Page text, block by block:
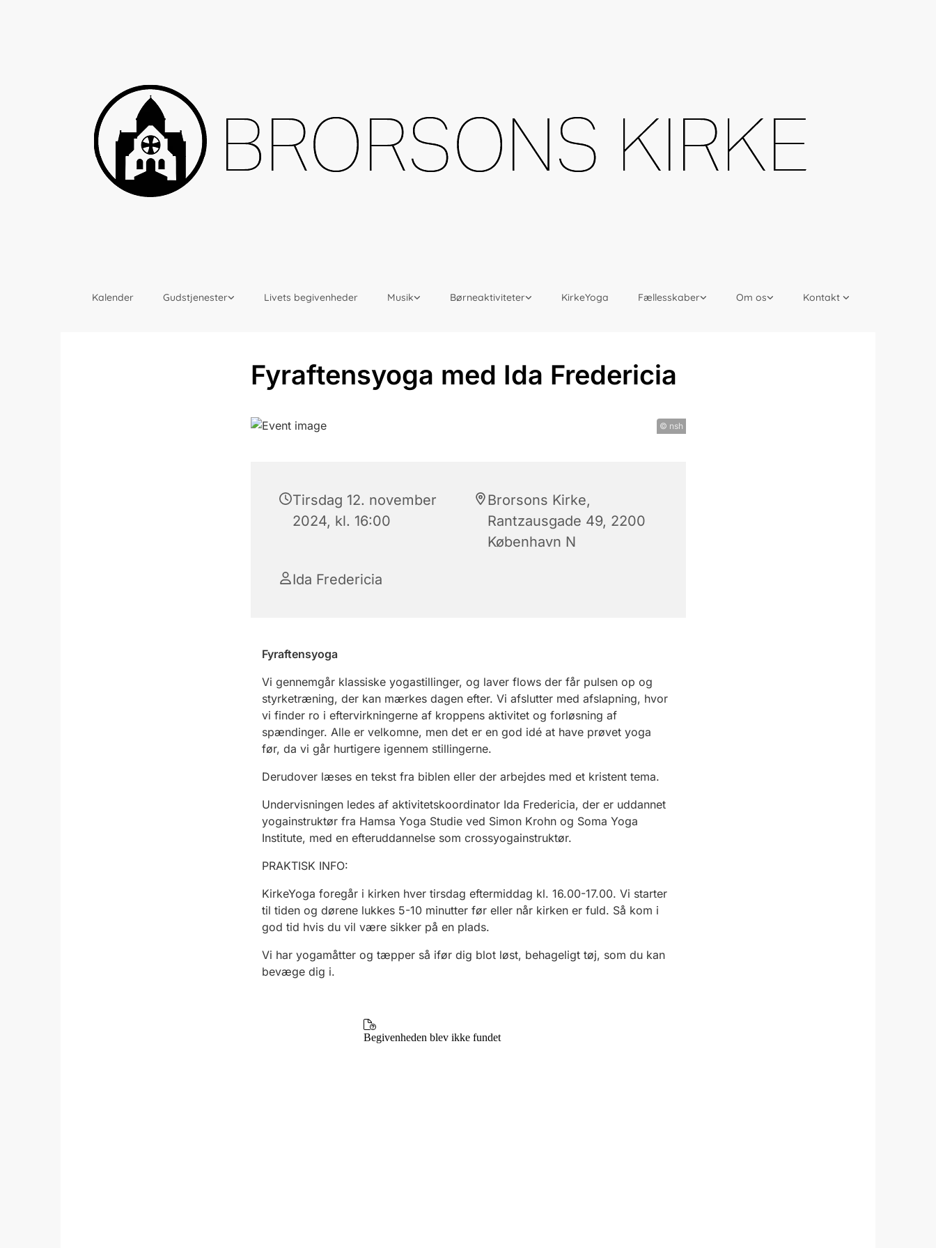
Kalender Gudstjenester Livets begivenheder Musik Børneaktiviteter KirkeYoga Fællesskaber Om os Kontakt
Fyraftensyoga med Ida Fredericia
© nsh
Tirsdag 12. november
2024, kl. 16:00
Brorsons Kirke,
Rantzausgade 49, 2200
København N
Ida Fredericia
Fyraftensyoga
Vi gennemgår klassiske yogastillinger, og laver flows der får pulsen op og
styrketræning, der kan mærkes dagen efter. Vi afslutter med afslapning, hvor
vi finder ro i eftervirkningerne af kroppens aktivitet og forløsning af
spændinger. Alle er velkomne, men det er en god idé at have prøvet yoga
før, da vi går hurtigere igennem stillingerne.
Derudover læses en tekst fra biblen eller der arbejdes med et kristent tema.
Undervisningen ledes af aktivitetskoordinator Ida Fredericia, der er uddannet
yogainstruktør fra Hamsa Yoga Studie ved Simon Krohn og Soma Yoga
Institute, med en efteruddannelse som crossyogainstruktør.
PRAKTISK INFO:
KirkeYoga foregår i kirken hver tirsdag eftermiddag kl. 16.00-17.00. Vi starter
til tiden og dørene lukkes 5-10 minutter før eller når kirken er fuld. Så kom i
god tid hvis du vil være sikker på en plads.
Vi har yogamåtter og tæpper så ifør dig blot løst, behageligt tøj, som du kan
bevæge dig i.